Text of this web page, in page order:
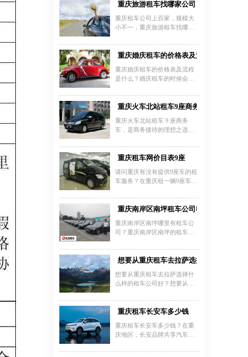
重庆旅游租车找哪家公司？
重庆租车公司上百家，规模大
小不一，重庆旅游租车找哪家
建议选择正规有实力的租车公
司，车型多，安全系数高。还
保养维护，这样的车，开在路
上也比较放心。
重庆婚庆租车的价格表及流程是什么？
重庆婚庆租车的价格表及流程
是什么？婚庆租车的时候会有
做出选择并且相关的流程也是
需要大家去进行熟悉的，不将
就容易在选择车辆的时候产生
错误这是人们都不想看到的结
重庆火车北站租车9座商务车商务接待价
重庆火车北站租车 9 座商务
车，是商务接待的理想之选。
得信赖。福特全顺 9 座商务
车，重庆火车北站租车 9 座商
800 元，车内空间宽敞，座椅舒
适，能为乘客提供良好的乘坐
强的动力性能与实用性。若想
了解重庆火车北站租车价格表
及更多车型详情，拨打 023 -
便捷的租车流程、优质的车辆
维护以及专业的司机团队，无
队出行，
重庆租车网价目表9座
请问重庆有没有提供9座车的租
车服务？在重庆租一辆9座车一
公司是重庆本地一家专业的汽
车租赁公司，提供重庆租车7座
车包车、租车自驾和企业包车
等服务。那么重庆9座商务车租
座，大家看了就有了一个大概
数目。
重庆南岸区南坪租车公司电话
重庆南岸区南坪哪里有租车公
司？重庆南岸区南坪的租车公
南坪租车公司价格多少钱一
天？重庆租车公司主要面对包
主城区内的社会各界需要用车
的人士提供全套公务、商务用
上门，服务到家，全天24小时
为你服务。
想要从重庆租车去拉萨选择什么样的租车
想要从重庆租车去拉萨选择什
么样的租车公司好？想要从重
点可不是所有的租车公司都能
做到的，只有专业做川藏线租
要来我司选择重庆租车拉萨还
车业务的人基本上都会选择越
重庆租车长安车多少钱
重庆租车长安车多少钱？在重
庆地区，长安品牌共享汽车和
新能源共享汽车方面，长安奔